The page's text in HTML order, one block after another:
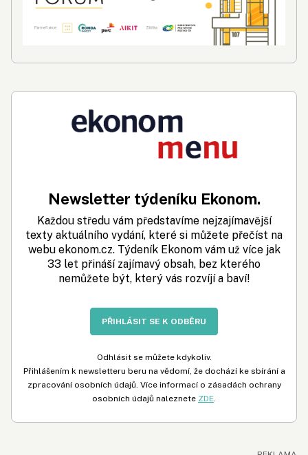
Newsletter týdeníku Ekonom.
Každou středu vám představíme nejzajímavější
texty aktuálního vydání, které si můžete přečíst na
webu ekonom.cz. Týdeník Ekonom vám už více jak
33 let přináší zajímavý obsah, bez kterého
nemůžete být, který vás rozvíjí a baví!
PŘIHLÁSIT SE K ODBĚRU
Odhlásit se můžete kdykoliv.
Přihlášením k newsletteru beru na vědomí, že dochází ke sbírání a
zpracování osobních údajů. Více informací o zásadách ochrany
osobních údajů naleznete ZDE.